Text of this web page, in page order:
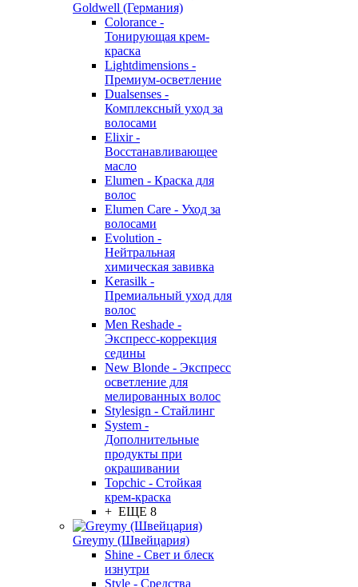
Goldwell (Германия)
Colorance -
Тонирующая крем-
краска
Lightdimensions -
Премиум-осветление
Dualsenses -
Комплексный уход за
волосами
Elixir -
Восстанавливающее
масло
Elumen - Краска для
волос
Elumen Care - Уход за
волосами
Evolution -
Нейтральная
химическая завивка
Kerasilk -
Премиальный уход для
волос
Men Reshade -
Экспресс-коррекция
седины
New Blonde - Экспресс
осветление для
мелированных волос
Stylesign - Стайлинг
System -
Дополнительные
продукты при
окрашивании
Topchic - Стойкая
крем-краска
+ ЕЩЕ 8
Greymy (Швейцария)
Shine - Свет и блеск
изнутри
Style - Средства